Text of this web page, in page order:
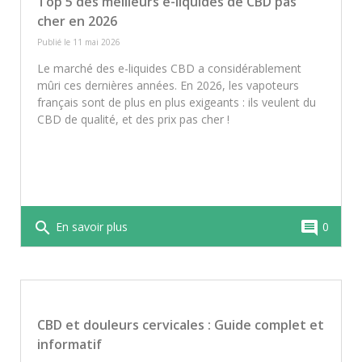
sèche ou baisse de tension. Pour minimiser
tout risque, privilégiez des produits testés en
française.
cher en 2026
Publié le 11 mai 2026
Le marché des e-liquides CBD a considérablement
mûri ces dernières années. En 2026, les vapoteurs
français sont de plus en plus exigeants : ils veulent du
CBD de qualité, et des prix pas cher !
search En savoir plus comment 0
CBD et douleurs cervicales : Guide complet et
informatif